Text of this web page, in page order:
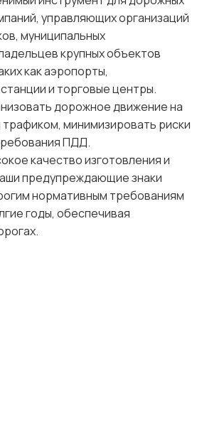
управляющих организаций
муниципальных
крупных объектов
как аэропорты,
и торговые центры.
дорожное движение на
трафиком, минимизировать риски
ПДД.
качество изготовления и
предупреждающие знаки
нормативным требованиям
годы, обеспечивая